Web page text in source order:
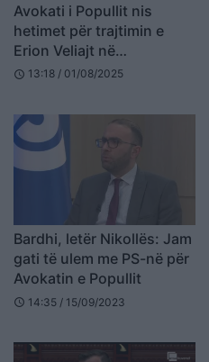
Avokati i Popullit nis
hetimet për trajtimin e
Erion Veliajt në
paraburgim
schedule 13:18 / 01/08/2025
Bardhi, letër Nikollës: Jam
gati të ulem me PS-në për
Avokatin e Popullit
schedule 14:35 / 15/09/2023